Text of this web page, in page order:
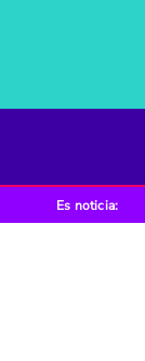
Es noticia: